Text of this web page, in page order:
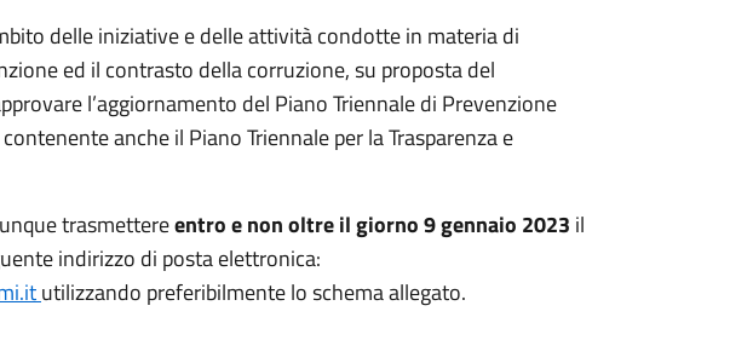
delle iniziative e delle attività condotte in materia di
ed il contrasto della corruzione, su proposta del
l’aggiornamento del Piano Triennale di Prevenzione
anche il Piano Triennale per la Trasparenza e
trasmettereentro e non oltre il giorno 9 gennaio 2023 il
indirizzo di posta elettronica:
utilizzando preferibilmente lo schema allegato.